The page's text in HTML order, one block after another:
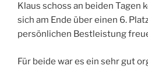
Klaus schoss an beiden Tagen
sich am Ende über einen 6.
persönlichen Bestleistung
Für beide war es ein sehr gut